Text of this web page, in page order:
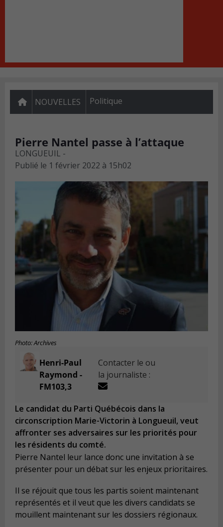
NOUVELLES Politique
Pierre Nantel passe à l’attaque
LONGUEUIL -
Publié le 1 février 2022 à 15h02
Photo: Archives
Henri-Paul
Raymond -
FM103,3
Contacter le ou
la journaliste :
Le candidat du Parti Québécois dans la
circonscription Marie-Victorin à Longueuil, veut
affronter ses adversaires sur les priorités pour
les résidents du comté.
Pierre Nantel leur lance donc une invitation à se
présenter pour un débat sur les enjeux prioritaires.
Il se réjouit que tous les partis soient maintenant
représentés et il veut que les divers candidats se
mouillent maintenant sur les dossiers régionaux.